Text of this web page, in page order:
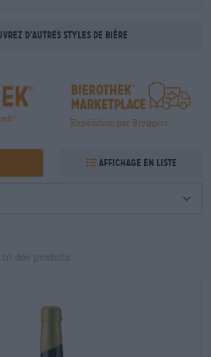
d’autres styles de bière
®
Expédition par Bryggeri
Affichage en liste
des produits